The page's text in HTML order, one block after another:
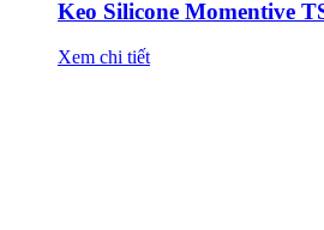
Keo Silicone Momentive
Xem chi tiết